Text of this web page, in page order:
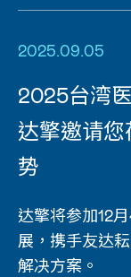
2025.09.05
2025台湾
达擎邀请
势
达擎将参加12
展，携手友达
解决方案。